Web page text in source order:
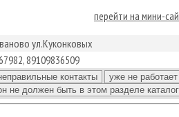
перейти на мини-
ул.Куконковых
89109836509